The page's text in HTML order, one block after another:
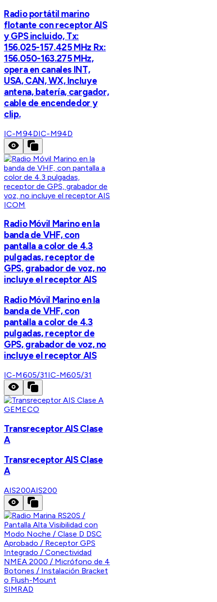
Radio portátil marino
flotante con receptor AIS
y GPS incluido, Tx:
156.025-157.425 MHz Rx:
156.050-163.275 MHz,
opera en canales INT,
USA, CAN, WX, Incluye
antena, batería, cargador,
cable de encendedor y
clip.
IC-M94DIC-M94D
ICOM
Radio Móvil Marino en la
banda de VHF, con
pantalla a color de 4.3
pulgadas, receptor de
GPS, grabador de voz, no
incluye el receptor AIS
Radio Móvil Marino en la
banda de VHF, con
pantalla a color de 4.3
pulgadas, receptor de
GPS, grabador de voz, no
incluye el receptor AIS
IC-M605/31 IC-M605/31
GEMECO
Transreceptor AIS Clase
A
Transreceptor AIS Clase
A
AIS200AIS200
SIMRAD